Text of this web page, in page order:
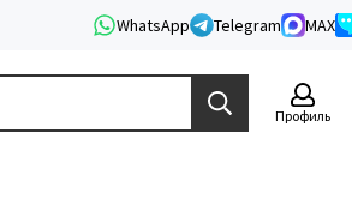
WhatsApp Telegram MAX
Профиль